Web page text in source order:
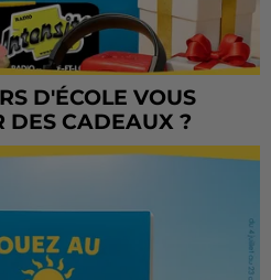
D'ÉCOLE VOUS
DES CADEAUX ?